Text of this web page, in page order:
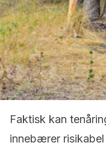
Faktisk kan
innebærer